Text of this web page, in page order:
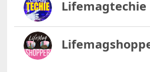
Lifemagtechie